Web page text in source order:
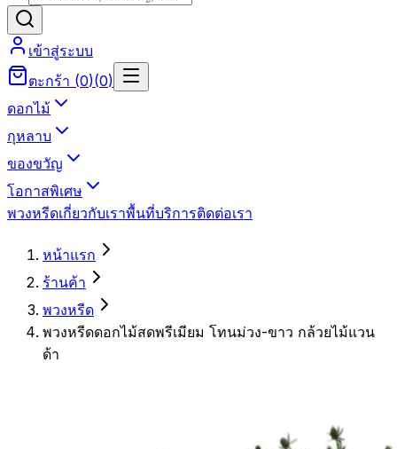
เข้าสู่ระบบ
ตะกร้า (0)(0)
ดอกไม้
กุหลาบ
ของขวัญ
โอกาสพิเศษ
พวงหรีดเกี่ยวกับเราพื้นที่บริการติดต่อเรา
หน้าแรก
ร้านค้า
พวงหรีด
พวงหรีดดอกไม้สดพรีเมียม โทนม่วง-ขาว กล้วยไม้แวน
ด้า